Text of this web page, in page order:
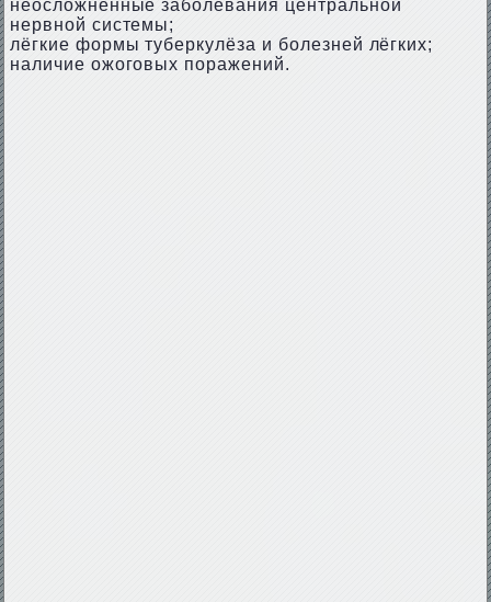
неосложненные заболевания центральной
нервной системы;
лёгкие формы туберкулёза и болезней лёгких;
наличие ожоговых поражений.